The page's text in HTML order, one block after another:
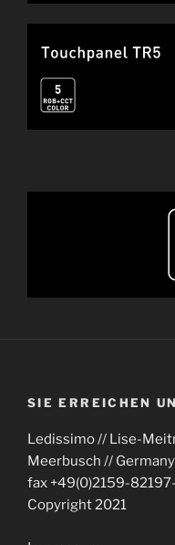
SIE ERREICHEN
Ledissimo // Lise-
Meerbusch //
fax +49(0)2159-
Copyright 2021